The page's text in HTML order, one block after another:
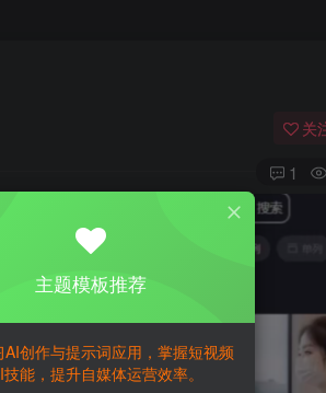
关
1
主题模板推荐
AI创作与提示词应用，掌握短视频
能，提升自媒体运营效率。